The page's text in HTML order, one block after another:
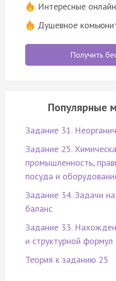
Интересные
Душевное
Получить
Популярные
Задание 31.
Задание 25.
промышленность,
посуда и
Задание 34. Задачи
баланс
Задание 33.
и структурной формул
Теория к заданию 25